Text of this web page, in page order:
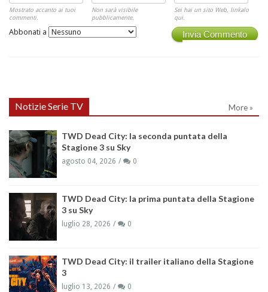
Mostrato accanto ai tuoi
commenti.
Non sarà visibile
pubblicamente.
Sei hai un sito Web, linkalo
qui.
Invia Commento
Abbonati a
Notizie Serie TV More »
TWD Dead City: la seconda puntata della
Stagione 3 su Sky
agosto 04, 2026 0
TWD Dead City: la prima puntata della Stagione
3 su Sky
luglio 28, 2026 0
TWD Dead City: il trailer italiano della Stagione
3
luglio 13, 2026 0